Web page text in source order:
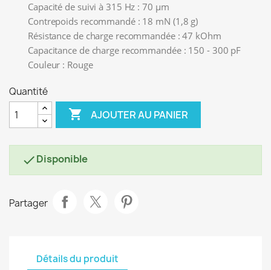
Capacité de suivi à 315 Hz : 70 µm
Contrepoids recommandé : 18 mN (1,8 g)
Résistance de charge recommandée : 47 kOhm
Capacitance de charge recommandée : 150 - 300 pF
Couleur : Rouge
Quantité
 AJOUTER AU PANIER
Disponible
Partager
Détails du produit